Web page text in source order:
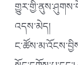
འདས་མེད།